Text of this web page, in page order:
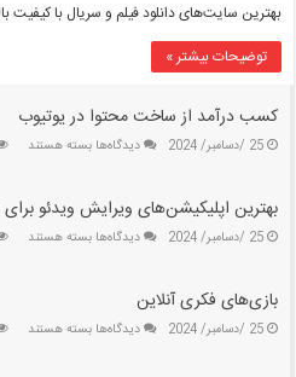
سایت‌های
سریال
با
بهترین سایت‌های دانلود فیلم و سریال با کیفیت
توضیحات بیشتر »
کسب درآمد از ساخت محتوا در یوتیوب
25 /دسامبر/ 2024 دیدگاه‌هابرای
از
محتوا
بسته هستند
بهترین اپلیکیشن‌های ویرایش ویدئو
25 /دسامبر/ 2024 دیدگاه‌هابرای
برای
بسته هستند
بازی‌های فکری آنلاین
25 /دسامبر/ 2024 دیدگاه‌هابرای
بسته هستند